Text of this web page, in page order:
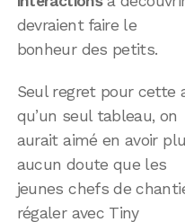
devraient faire le
bonheur des petits.
Seul regret pour cette
qu’un seul tableau, on
aurait aimé en avoir
aucun doute que les
jeunes chefs de
régaler avec Tiny